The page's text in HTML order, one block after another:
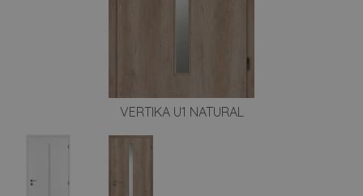
VERTIKA U1 NATURAL